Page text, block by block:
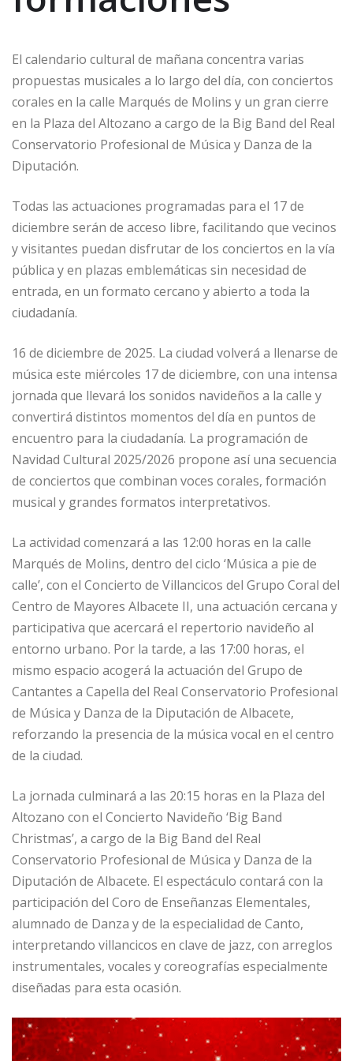
El calendario cultural de mañana concentra varias
propuestas musicales a lo largo del día, con conciertos
corales en la calle Marqués de Molins y un gran cierre
en la Plaza del Altozano a cargo de la Big Band del Real
Conservatorio Profesional de Música y Danza de la
Diputación.
Todas las actuaciones programadas para el 17 de
diciembre serán de acceso libre, facilitando que vecinos
y visitantes puedan disfrutar de los conciertos en la vía
pública y en plazas emblemáticas sin necesidad de
entrada, en un formato cercano y abierto a toda la
ciudadanía.
16 de diciembre de 2025. La ciudad volverá a llenarse de
música este miércoles 17 de diciembre, con una intensa
jornada que llevará los sonidos navideños a la calle y
convertirá distintos momentos del día en puntos de
encuentro para la ciudadanía. La programación de
Navidad Cultural 2025/2026 propone así una secuencia
de conciertos que combinan voces corales, formación
musical y grandes formatos interpretativos.
La actividad comenzará a las 12:00 horas en la calle
Marqués de Molins, dentro del ciclo ‘Música a pie de
calle’, con el Concierto de Villancicos del Grupo Coral del
Centro de Mayores Albacete II, una actuación cercana y
participativa que acercará el repertorio navideño al
entorno urbano. Por la tarde, a las 17:00 horas, el
mismo espacio acogerá la actuación del Grupo de
Cantantes a Capella del Real Conservatorio Profesional
de Música y Danza de la Diputación de Albacete,
reforzando la presencia de la música vocal en el centro
de la ciudad.
La jornada culminará a las 20:15 horas en la Plaza del
Altozano con el Concierto Navideño ‘Big Band
Christmas’, a cargo de la Big Band del Real
Conservatorio Profesional de Música y Danza de la
Diputación de Albacete. El espectáculo contará con la
participación del Coro de Enseñanzas Elementales,
alumnado de Danza y de la especialidad de Canto,
interpretando villancicos en clave de jazz, con arreglos
instrumentales, vocales y coreografías especialmente
diseñadas para esta ocasión.